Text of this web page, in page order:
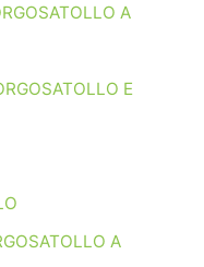
A
E
A